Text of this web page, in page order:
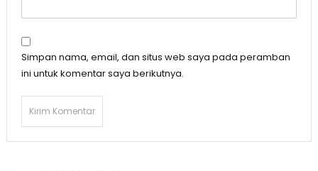
Simpan nama, email, dan situs web saya pada peramban
ini untuk komentar saya berikutnya.